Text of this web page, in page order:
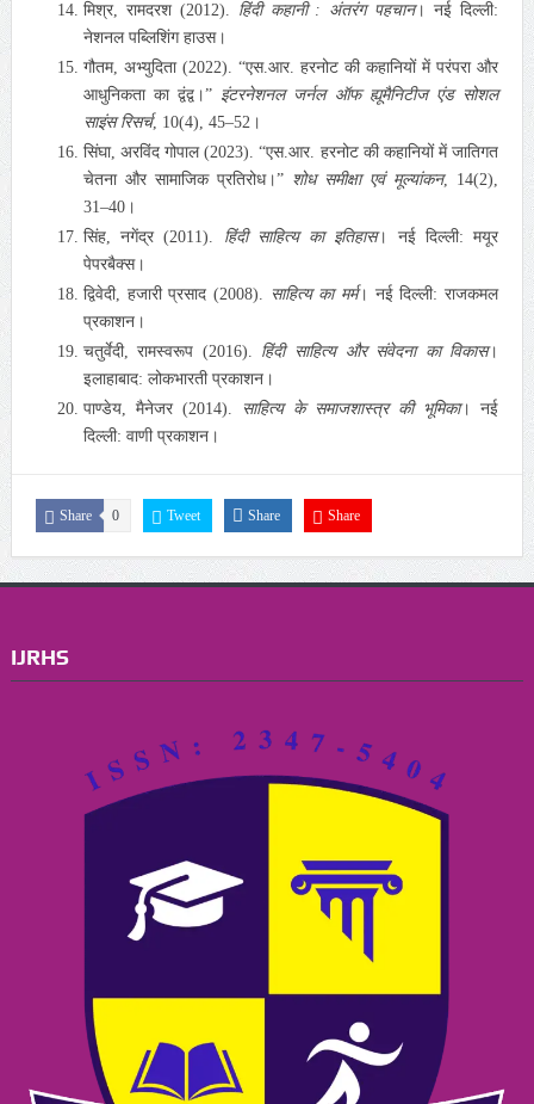
मिश्र, रामदरश (2012). हिंदी कहानी : अंतरंग पहचान। नई दिल्ली:
नेशनल पब्लिशिंग हाउस।
गौतम, अभ्युदिता (2022). “एस.आर. हरनोट की कहानियों में परंपरा और
आधुनिकता का द्वंद्व।” इंटरनेशनल जर्नल ऑफ ह्यूमैनिटीज एंड सोशल
साइंस रिसर्च, 10(4), 45–52।
सिंघा, अरविंद गोपाल (2023). “एस.आर. हरनोट की कहानियों में जातिगत
चेतना और सामाजिक प्रतिरोध।” शोध समीक्षा एवं मूल्यांकन, 14(2),
31–40।
सिंह, नगेंद्र (2011). हिंदी साहित्य का इतिहास। नई दिल्ली: मयूर
पेपरबैक्स।
द्विवेदी, हजारी प्रसाद (2008). साहित्य का मर्म। नई दिल्ली: राजकमल
प्रकाशन।
चतुर्वेदी, रामस्वरूप (2016). हिंदी साहित्य और संवेदना का विकास।
इलाहाबाद: लोकभारती प्रकाशन।
पाण्डेय, मैनेजर (2014).
साहित्य के समाजशास्त्र की भूमिका। नई
दिल्ली: वाणी प्रकाशन।
Share 0 Tweet Share Share
IJRHS